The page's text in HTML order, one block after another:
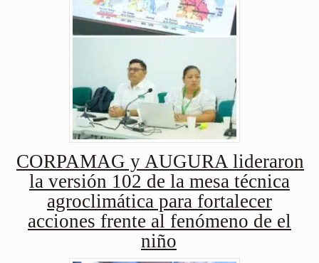
CORPAMAG y AUGURA lideraron
la versión 102 de la mesa técnica
agroclimática para fortalecer
acciones frente al fenómeno de el
niño